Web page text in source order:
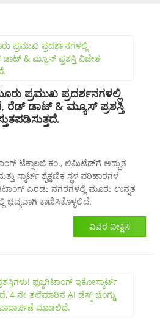
ಪ್ರಮುಖ ಪ್ರದರ್ಶನಗಳಲ್ಲಿ
ರೆಡ್ ಡಾಟ್ & ಮ್ಯೂಸ್ ಪ್ರಶಸ್ತಿ
ಟೆಕ್ನಾಲಜಿ ಕಂ., ಲಿಮಿಟೆಡ್‌ಗೆ ಅದ್ಭುತ
ಸ್ಮಾರ್ಟ್ ಶೈಕ್ಷಣಿಕ ಸ್ಥಳ ಪರಿಹಾರಗಳ
ಎರಡು ನಗರಗಳಲ್ಲಿ ಮೂರು ಉನ್ನತ
ಭವ್ಯವಾಗಿ ಕಾಣಿಸಿಕೊಳ್ಳಲಿದೆ.
ವಿವರ ವೀಕ್ಷಿಸಿ